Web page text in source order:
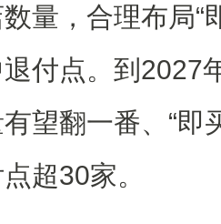
量，合理布局“
付点。到2027
望翻一番、“即
超30家。